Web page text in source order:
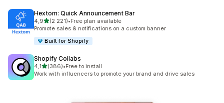
Hextom: Quick Announcement Bar
4,9na 5 gwiazdek
(2 221)
Łączna liczba recenzji: 2221
•Free plan available
Promote sales & notifications on a custom banner
Built for Shopify
Shopify Collabs
4,1na 5 gwiazdek
(386)
Łączna liczba recenzji: 386
•Free to install
Work with influencers to promote your brand and drive sales